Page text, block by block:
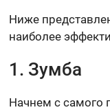
Ниже
наиболее
1. Зумба
Начнем с самого